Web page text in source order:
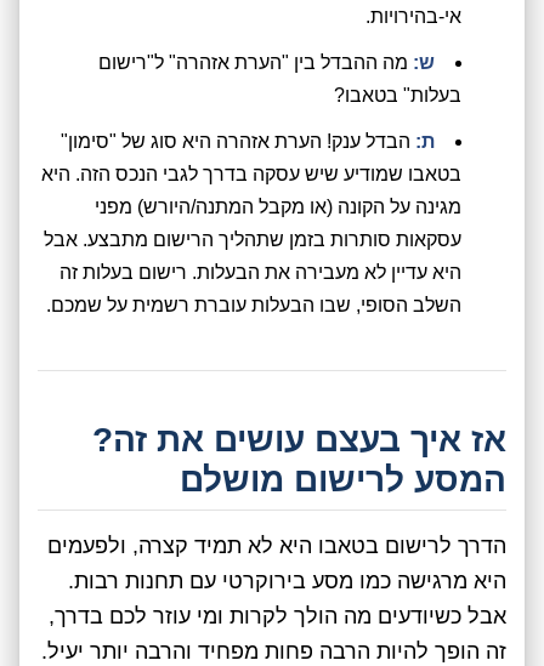
אי-בהירויות.
ש: מה ההבדל בין "הערת אזהרה" ל"רישום
בעלות" בטאבו?
ת: הבדל ענק! הערת אזהרה היא סוג של "סימון"
בטאבו שמודיע שיש עסקה בדרך לגבי הנכס הזה. היא
מגינה על הקונה (או מקבל המתנה/היורש) מפני
עסקאות סותרות בזמן שתהליך הרישום מתבצע. אבל
היא עדיין לא מעבירה את הבעלות. רישום בעלות זה
השלב הסופי, שבו הבעלות עוברת רשמית על שמכם.
אז איך בעצם עושים את זה?
המסע לרישום מושלם
הדרך לרישום בטאבו היא לא תמיד קצרה, ולפעמים
היא מרגישה כמו מסע בירוקרטי עם תחנות רבות.
אבל כשיודעים מה הולך לקרות ומי עוזר לכם בדרך,
זה הופך להיות הרבה פחות מפחיד והרבה יותר יעיל.